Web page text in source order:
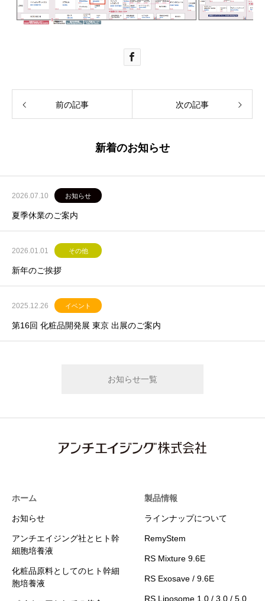
前の記事 次の記事
新着のお知らせ
2026.07.10 お知らせ
夏季休業のご案内
2026.01.01 その他
新年のご挨拶
2025.12.26 イベント
第16回 化粧品開発展 東京 出展のご案内
お知らせ一覧
ホーム
お知らせ
アンチエイジング社とヒト幹
細胞培養液
化粧品原料としてのヒト幹細
胞培養液
製品情報
ラインナップについて
RemyStem
RS Mixture 9.6E
RS Exosave / 9.6E
RS Liposome 1.0 / 3.0 / 5.0